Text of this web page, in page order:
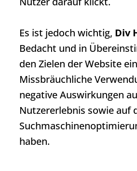
Es ist jedoch wichtig, Div
Bedacht und in
den Zielen der Website
Missbräuchliche
negative Auswirkungen
Nutzererlebnis sowie auf
haben.